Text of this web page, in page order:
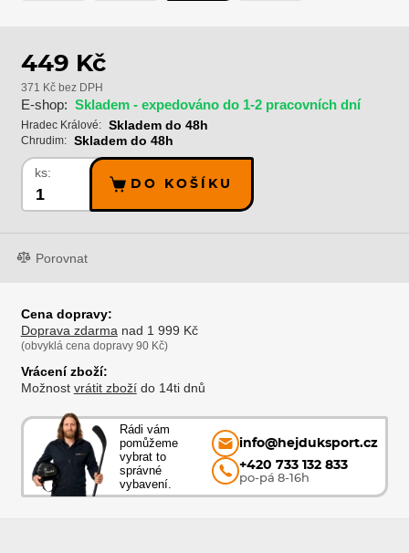
449 Kč
371 Kč bez DPH
E-shop: Skladem - expedováno do 1-2 pracovních dní
Hradec Králové: Skladem do 48h
Chrudim: Skladem do 48h
ks:
DO KOŠÍKU
Porovnat
Cena dopravy:
Doprava zdarma nad 1 999 Kč
(obvyklá cena dopravy 90 Kč)
Vrácení zboží:
Možnost vrátit zbožído 14ti dnů
Rádi vám
pomůžeme
vybrat to
správné
vybavení.
info@hejduksport.cz
+420 733 132 833
po-pá 8-16h